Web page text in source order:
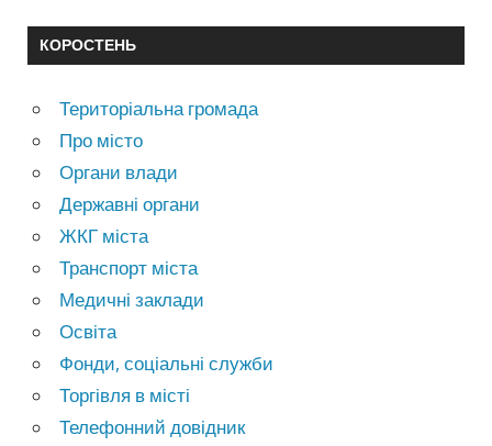
КОРОСТЕНЬ
Територіальна громада
Про місто
Органи влади
Державні органи
ЖКГ міста
Транспорт міста
Медичні заклади
Освіта
Фонди, соціальні служби
Торгівля в місті
Телефонний довідник